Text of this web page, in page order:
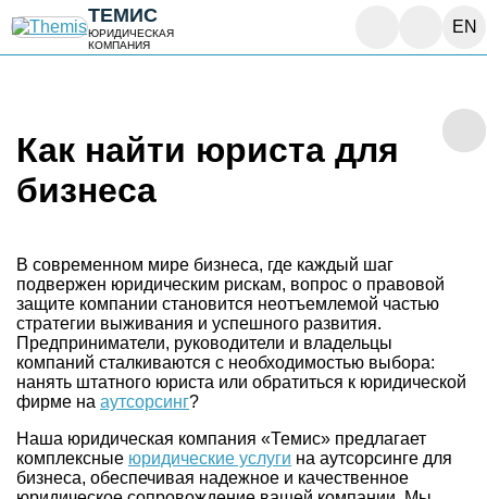
ТЕМИС
ЮРИДИЧЕСКАЯ
КОМПАНИЯ
EN
Как найти юриста для
бизнеса
В современном мире бизнеса, где каждый шаг
подвержен юридическим рискам, вопрос о правовой
защите компании становится неотъемлемой частью
стратегии выживания и успешного развития.
Предприниматели, руководители и владельцы
компаний сталкиваются с необходимостью выбора:
нанять штатного юриста или обратиться к юридической
фирме на аутсорсинг?
Наша юридическая компания «Темис» предлагает
комплексные юридические услуги на аутсорсинге для
бизнеса, обеспечивая надежное и качественное